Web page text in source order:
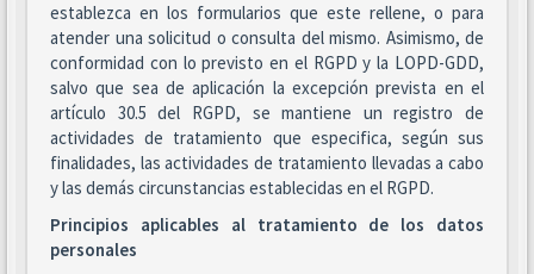
establezca en los formularios que este rellene, o para
atender una solicitud o consulta del mismo. Asimismo, de
conformidad con lo previsto en el RGPD y la LOPD-GDD,
salvo que sea de aplicación la excepción prevista en el
artículo 30.5 del RGPD, se mantiene un registro de
actividades de tratamiento que especifica, según sus
finalidades, las actividades de tratamiento llevadas a cabo
y las demás circunstancias establecidas en el RGPD.
Principios aplicables al tratamiento de los datos
personales